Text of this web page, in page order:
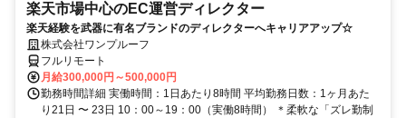
楽天市場中心のEC運営ディレクター
楽天経験を武器に有名ブランドのディレクターへキャリアアップ☆
株式会社ワンプルーフ
フルリモート
月給300,000円～500,000円
勤務時間詳細 実働時間：1日あたり8時間 平均勤務日数：1ヶ月あた
り21日 〜 23日 10：00～19：00（実働8時間） ＊柔軟な「ズレ勤制